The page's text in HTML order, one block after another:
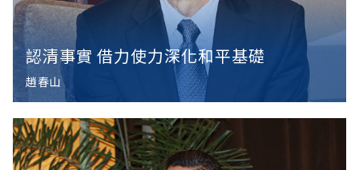
認清事實 借力使力深化和平基礎
趙春山